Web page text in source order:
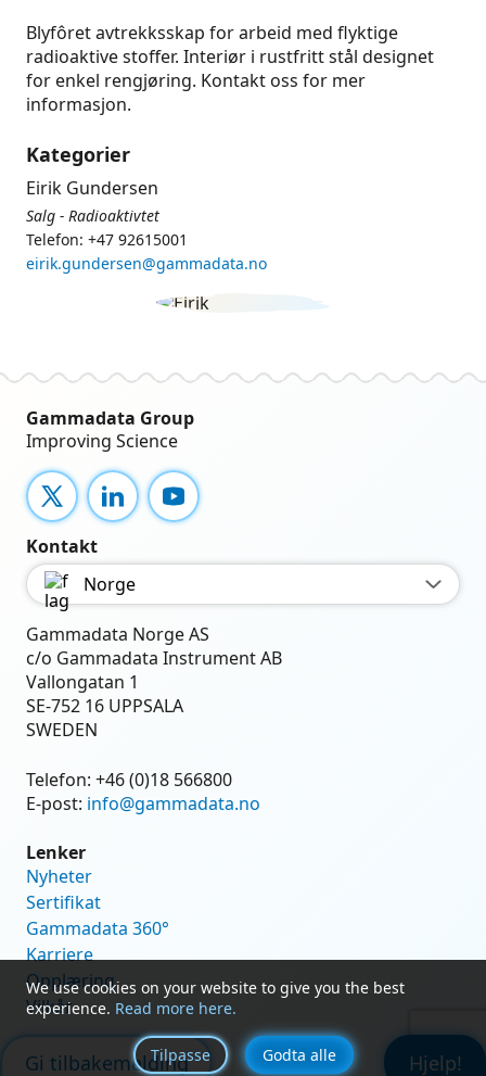
Blyfôret avtrekksskap for arbeid med flyktige
radioaktive stoffer. Interiør i rustfritt stål designet
for enkel rengjøring. Kontakt oss for mer
informasjon.
Kategorier
Eirik Gundersen
Salg - Radioaktivtet
Telefon: +47 92615001
eirik.gundersen@gammadata.no
We use cookies on your website to give you the best
experience. Read more here.
Tilpasse Godta alle
Gammadata Group
Improving Science
X LinkedInYouTube
Kontakt
Norge
Gammadata Norge AS
c/o Gammadata Instrument AB
Vallongatan 1
SE-752 16 UPPSALA
SWEDEN
Telefon: +46 (0)18 566800
E-post: info@gammadata.no
Lenker
Nyheter
Sertifikat
Gammadata 360°
Karriere
Opplæring
Vilkår
Gi tilbakemelding Hjelp!